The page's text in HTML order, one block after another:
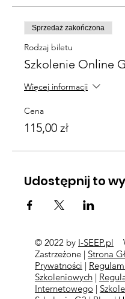
Sprzedaż zakończona
Rodzaj biletu
Szkolenie Online
Więcej informacji
Cena
115,00 zł
Udostępnij to
© 2022 by I-SEEP.pl
Zastrzeżone | Strona
Prywatności |
Szkoleniowych|
Internetowego |